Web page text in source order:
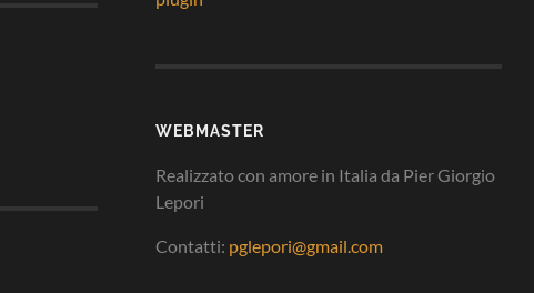
WEBMASTER
Realizzato con amore in Italia da Pier Giorgio
Lepori
Contatti: pglepori@gmail.com